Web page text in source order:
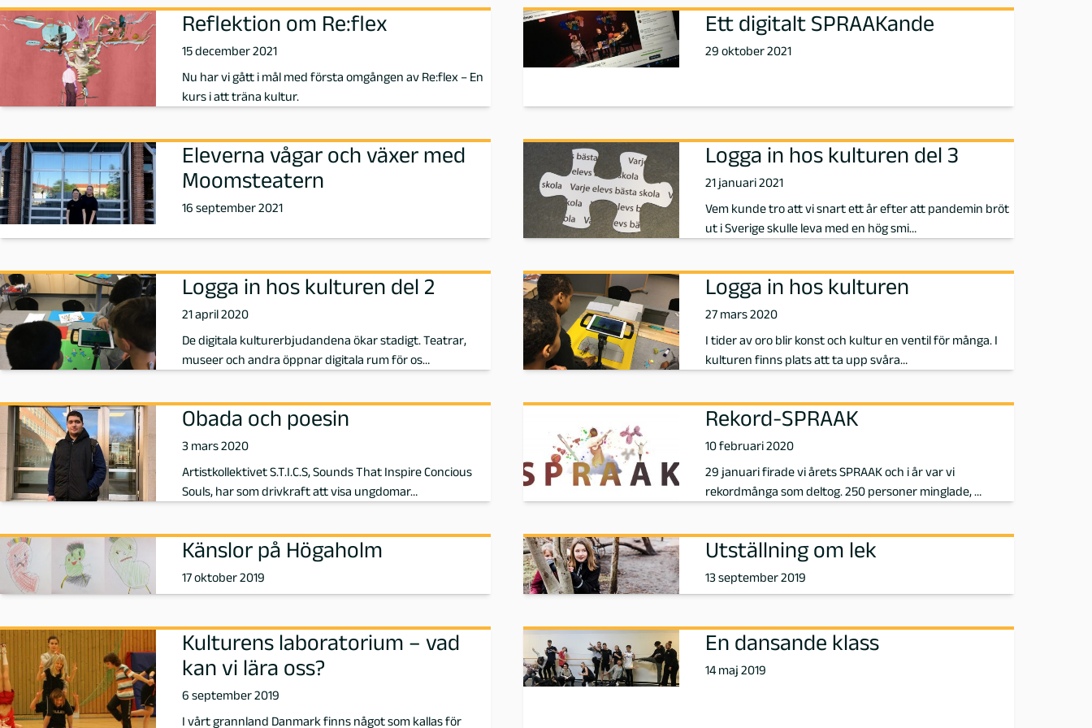
i
e
U
l
v
s
a
n
F
ö
r
f
a
t
t
Reflektion om Re:flex
15 december 2021
Nu har vi gått i mål med första omgången av Re:flex – En
kurs i att träna kultur.
Ett digitalt SPRAAKande
29 oktober 2021
Eleverna vågar och växer med
Moomsteatern
16 september 2021
Logga in hos kulturen del 3
21 januari 2021
Vem kunde tro att vi snart ett år efter att pandemin bröt
ut i Sverige skulle leva med en hög smi…
Logga in hos kulturen del 2
21 april 2020
De digitala kulturerbjudandena ökar stadigt. Teatrar,
museer och andra öppnar digitala rum för os…
Logga in hos kulturen
27 mars 2020
I tider av oro blir konst och kultur en ventil för många. I
kulturen finns plats att ta upp svåra…
Obada och poesin
3 mars 2020
Artistkollektivet S.T.I.C.S, Sounds That Inspire Concious
Souls, har som drivkraft att visa ungdomar…
Rekord-SPRAAK
10 februari 2020
29 januari firade vi årets SPRAAK och i år var vi
rekordmånga som deltog. 250 personer minglade, …
Känslor på Högaholm
17 oktober 2019
Utställning om lek
13 september 2019
Kulturens laboratorium – vad
kan vi lära oss?
6 september 2019
I vårt grannland Danmark finns något som kallas för
En dansande klass
14 maj 2019